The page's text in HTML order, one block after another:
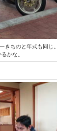
きちのと年式も同じ。
かな。